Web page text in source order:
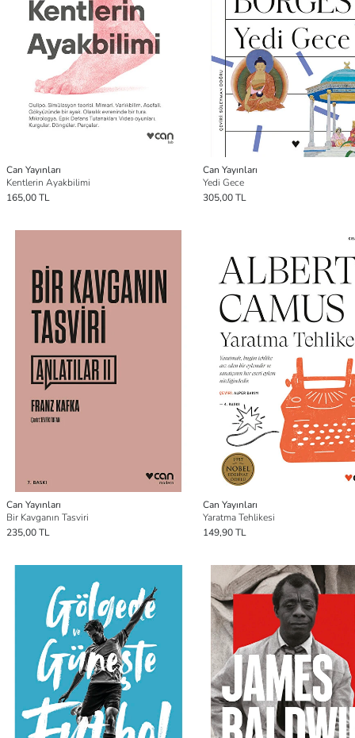
Can Yayınları
Kentlerin Ayakbilimi
165,00 TL
Can Yayınları
Yedi Gece
305,00 TL
Can Yayınları
Bir Kavganın Tasviri
235,00 TL
Can Yayınları
Yaratma Tehlikesi
149,90 TL